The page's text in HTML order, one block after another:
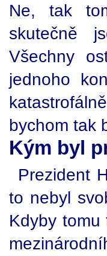
Ne, tak
skutečně
Všechny
jednoho
bychom tak
Kým byl
Prezident
to nebyl
Kdyby